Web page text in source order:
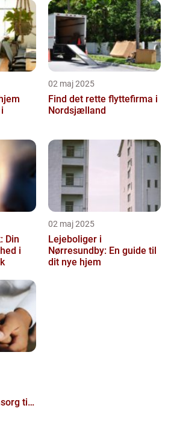
02 maj 2025
Find det rette flyttefirma i
Nordsjælland
Din
i
02 maj 2025
Lejeboliger i
Nørresundby: En guide til
dit nye hjem
til